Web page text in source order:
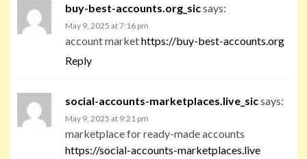
buy-best-accounts.org_sicsays:
May 9, 2025 at 7:16 pm
account markethttps://buy-best-accounts.org
Reply
social-accounts-marketplaces.live_sicsays:
May 9, 2025 at 9:21 pm
marketplace for ready-made accounts
https://social-accounts-marketplaces.live